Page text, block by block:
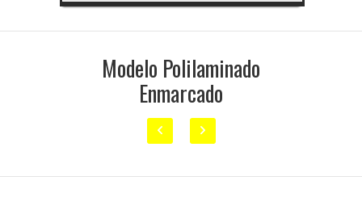
Modelo Polilaminado
Enmarcado